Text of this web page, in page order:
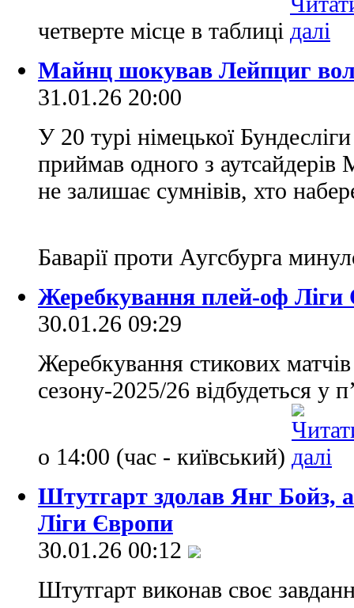
четверте місце в таблиці
Майнц шокував Лейпциг
31.01.26 20:00
У 20 турі німецької
приймав одного з
не залишає сумнівів, хто
Баварії проти Аугсбурга
Жеребкування плей-оф
30.01.26 09:29
Жеребкування стикових
сезону-2025/26 відбудеться у
о 14:00 (час - київський)
Штутгарт здолав Янг Бойз,
Ліги Європи
30.01.26 00:12
Штутгарт виконав своє